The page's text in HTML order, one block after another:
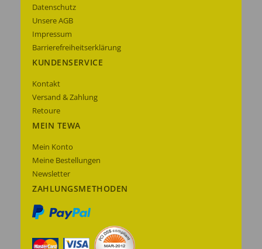
Datenschutz
Unsere AGB
Impressum
Barrierefreiheitserklärung
KUNDENSERVICE
Kontakt
Versand & Zahlung
Retoure
MEIN TEWA
Mein Konto
Meine Bestellungen
Newsletter
ZAHLUNGSMETHODEN